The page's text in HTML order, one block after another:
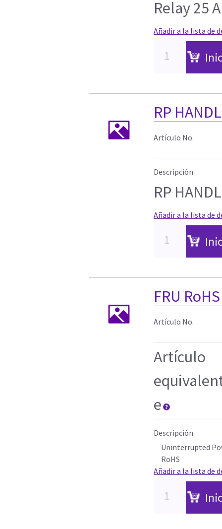
Relay 25
Añadir a la lista de
RP
Artículo No.
Descripción
RP
Añadir a la lista de
FRU
Artículo No.
Artículo
e
Descripción
Uninterrupted
RoHS
Añadir a la lista de